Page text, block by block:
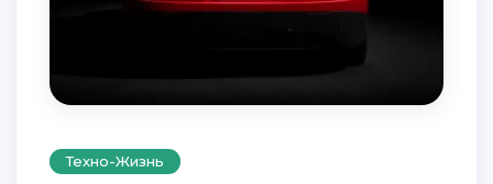
Техно-Жизнь